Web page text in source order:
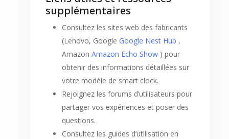
supplémentaires
Consultez les sites web des fabricants
(Lenovo, Google Google Nest Hub ,
AmazonAmazon Echo Show ) pour
obtenir des informations détaillées sur
votre modèle de smart clock.
Rejoignez les forums d’utilisateurs pour
partager vos expériences et poser des
questions.
Consultez les guides d’utilisation en